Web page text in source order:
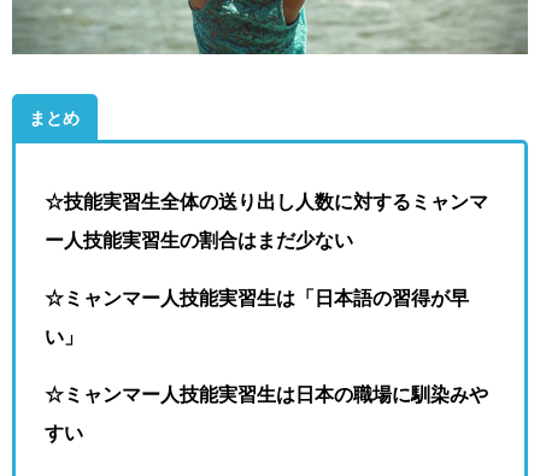
まとめ
☆技能実習生全体の送り出し人数に対するミャンマ
ー人技能実習生の割合はまだ少ない
☆ミャンマー人技能実習生は「日本語の習得が早
い」
☆ミャンマー人技能実習生は日本の職場に馴染みや
すい